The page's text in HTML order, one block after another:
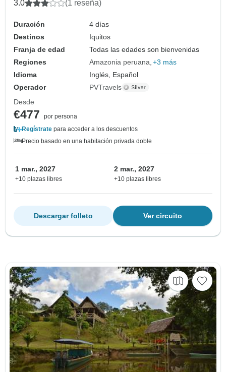
3.0 (1 reseña)
Duración
4 días
Destinos
Iquitos
Franja de edad
Todas las edades son bienvenidas
Regiones
Amazonia peruana +3 más
Idioma
Inglés, Español
Operador
PVTravels
Desde
€477
por persona
Regístrate para acceder a los descuentos
Precio basado en una habitación privada doble
1 mar., 2027
+10 plazas libres
2 mar., 2027
+10 plazas libres
Ver circuito
Descargar folleto